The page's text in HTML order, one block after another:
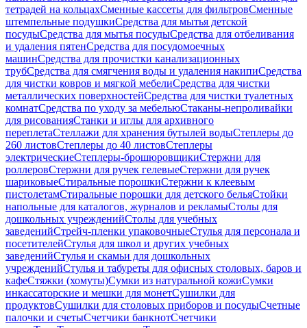
тетрадей на кольцахСменные кассеты для фильтровСменные
штемпельные подушкиСредства для мытья детской
посудыСредства для мытья посудыСредства для отбеливания
и удаления пятенСредства для посудомоечных
машинСредства для прочистки канализационных
трубСредства для смягчения воды и удаления накипиСредства
для чистки ковров и мягкой мебелиСредства для чистки
металлических поверхностейСредства для чистки туалетных
комнатСредства по уходу за мебельюСтаканы-непроливайки
для рисованияСтанки и иглы для архивного
переплетаСтеллажи для хранения бутылей водыСтеплеры до
260 листовСтеплеры до 40 листовСтеплеры
электрическиеСтеплеры-брошюровщикиСтержни для
роллеровСтержни для ручек гелевыеСтержни для ручек
шариковыеСтиральные порошкиСтержни к клеевым
пистолетамСтиральные порошки для детского бельяСтойки
напольные для каталогов, журналов и рекламыСтолы для
дошкольных учрежденийСтолы для учебных
заведенийСтрейч-пленки упаковочныеСтулья для персонала и
посетителейСтулья для школ и других учебных
заведенийСтулья и скамьи для дошкольных
учрежденийСтулья и табуреты для офисных столовых, баров и
кафеСтяжки (хомуты)Сумки из натуральной кожиСумки
инкассаторские и мешки для монетСушилки для
продуктовСушилки для столовых приборов и посудыСчетные
палочки и счетыСчетчики банкнотСчетчики